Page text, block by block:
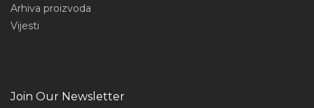
Arhiva proizvoda
Vijesti
Join Our Newsletter